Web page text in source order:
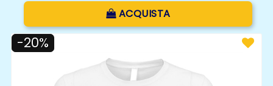
Quantità
ACQUISTA
-20%